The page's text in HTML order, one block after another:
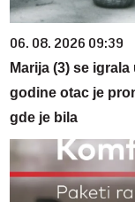
06. 08. 2026 09:39
Marija (3) se
godine otac je
gde je bila